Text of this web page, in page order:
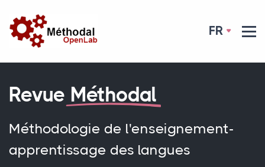
FR
Revue Méthodal
Méthodologie de l'enseignement-
apprentissage des langues